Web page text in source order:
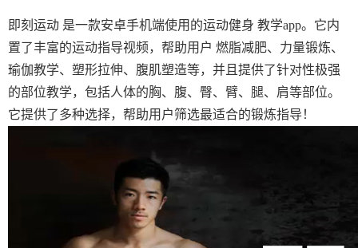
即刻运动 是一款安卓手机端使用的运动健身 教学app。它内
置了丰富的运动指导视频，帮助用户 燃脂减肥、力量锻炼、
瑜伽教学、塑形拉伸、腹肌塑造等，并且提供了针对性极强
的部位教学，包括人体的胸、腹、臀、臂、腿、肩等部位。
它提供了多种选择，帮助用户筛选最适合的锻炼指导！